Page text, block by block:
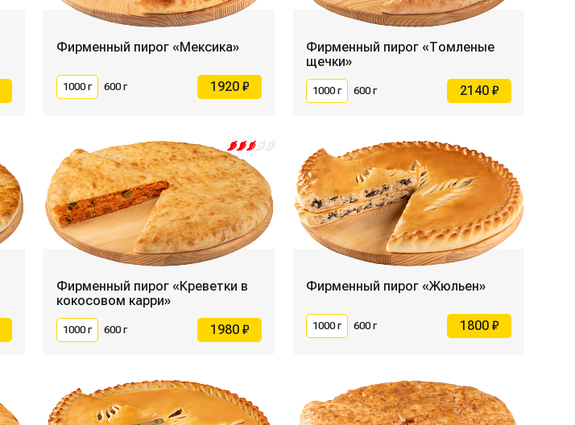
Фирменный пирог «Мексика»
1000 г 600 г 1920 ₽
Фирменный пирог «Томленые
щечки»
1000 г 600 г 2140 ₽
Фирменный пирог «Креветки в
кокосовом карри»
1000 г 600 г 1980 ₽
Фирменный пирог «Жюльен»
1000 г 600 г 1800 ₽